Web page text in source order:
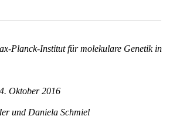
Planck-Institut für molekulare Genetik in
Oktober 2016
und Daniela Schmiel